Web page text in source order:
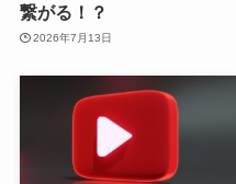
繋がる！？
2026年7月13日